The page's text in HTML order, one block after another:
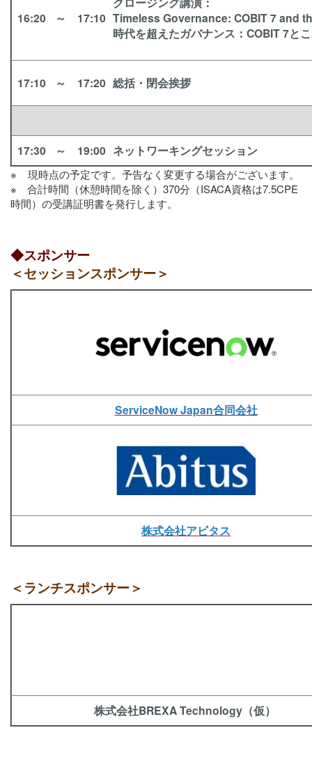
16:20 ～ 17:10 Timeless Governance: COBIT 7 and
時代を超えたガバナンス：COBIT 7と
17:10 ～ 17:20 総括・閉会挨拶
17:30 ～ 19:00 ネットワーキングセッション
※ 現時点の予定です。予告なく変更する場合がございます。
※ 合計時間（休憩時間を除く）370分（ISACA資格は7.5CPE
時間）の受講証明書を発行します。
◆スポンサー
＜セッションスポンサー＞
ServiceNow Japan合同会社
株式会社アビタス
＜ランチスポンサー＞
株式会社BREXA Technology（仮）